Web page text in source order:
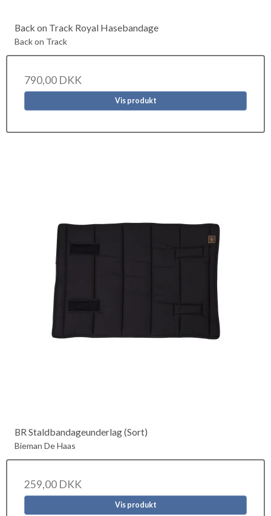
Back on Track Royal Hasebandage
Back on Track
790,00 DKK
Vis produkt
BR Staldbandageunderlag (Sort)
Bieman De Haas
259,00 DKK
Vis produkt